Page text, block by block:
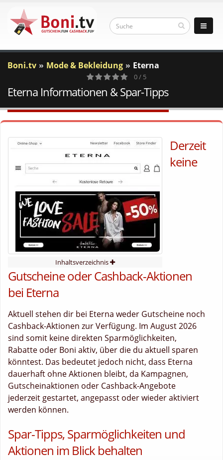
Boni.tv Mode & Bekleidung Eterna
0
Votes
0 / 5
Eterna Informationen & Spar-Tipps
Inhaltsverzeichnis
Derzeit
keine
Gutscheine oder Cashback-Aktionen
bei Eterna
Aktuell stehen dir bei Eterna weder Gutscheine noch
Cashback-Aktionen zur Verfügung. Im August 2026
sind somit keine direkten Sparmöglichkeiten,
Rabatte oder Boni aktiv, über die du aktuell sparen
könntest. Das bedeutet jedoch nicht, dass Eterna
dauerhaft ohne Aktionen bleibt, da Kampagnen,
Gutscheinaktionen oder Cashback-Angebote
jederzeit gestartet, angepasst oder wieder aktiviert
werden können.
Spar-Tipps, Sparmöglichkeiten und
Aktionen im Blick behalten